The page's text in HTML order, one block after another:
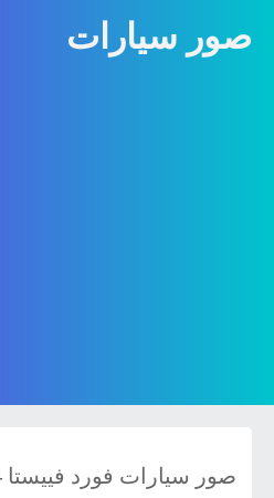
صور سيارات
صور سيارات فورد فييستا 2014